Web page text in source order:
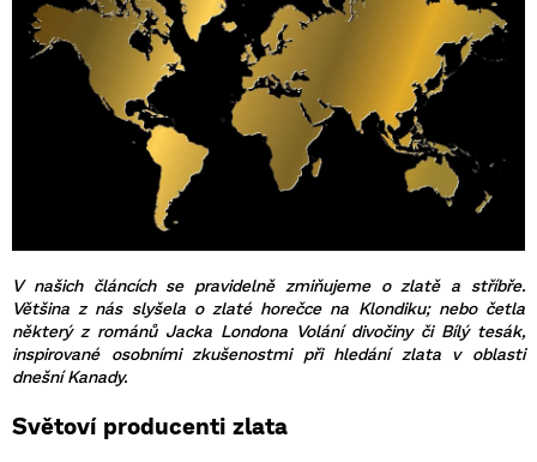
V našich článcích se pravidelně zmiňujeme o zlatě a stříbře.
Většina z nás slyšela o zlaté horečce na Klondiku; nebo četla
některý z románů Jacka Londona Volání divočiny či Bílý tesák,
inspirované osobními zkušenostmi při hledání zlata v oblasti
dnešní Kanady.
Světoví producenti zlata